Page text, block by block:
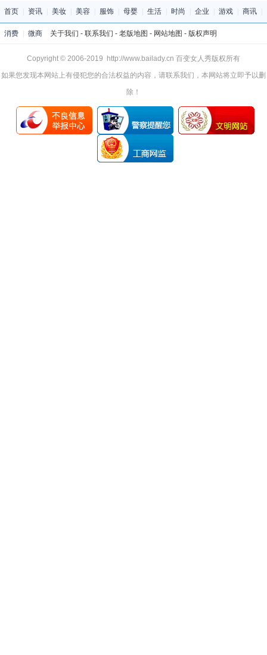
首页 资讯 美妆 美容 服饰 母婴 生活 时尚 企业 游戏 商讯
消费 微商 关于我们 - 联系我们 - 老版地图 - 网站地图 - 版权声明
Copyright © 2006-2019 http://www.bailady.cn 百变女人秀版权所有
如果您发现本网站上有侵犯您的合法权益的内容，请联系我们，本网站将立即予以删
除！